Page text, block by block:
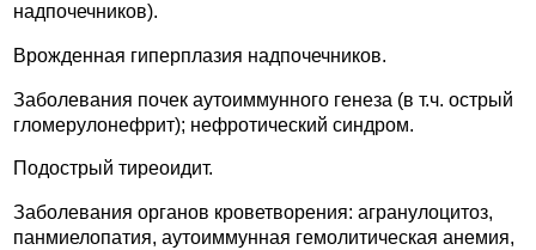
надпочечников).
Врожденная гиперплазия надпочечников.
Заболевания почек аутоиммунного генеза (в т.ч. острый
гломерулонефрит); нефротический синдром.
Подострый тиреоидит.
Заболевания органов кроветворения: агранулоцитоз,
панмиелопатия, аутоиммунная гемолитическая анемия,